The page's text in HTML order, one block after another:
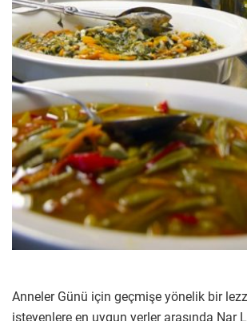
Anneler Günü için geçmişe yönelik bir
isteyenlere en uygun yerler arasında Nar